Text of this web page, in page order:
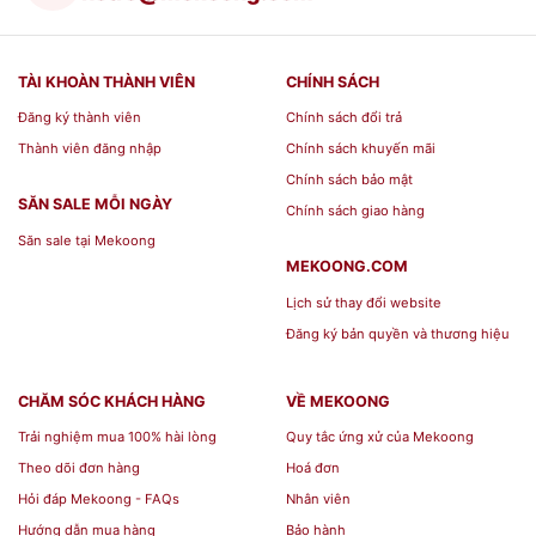
bao gồm những gì
Đen khắc nổi
trọng. Mộtbộ bàn ăn gốm sứ cao cấp Minh Long
sẽ bao gồm những những sản phẩm cơ bản như:
Chén sứ Minh Long
Dĩa sứ Minh Long
có thêm các sản phẩm sau: Thố, đĩa lót, đĩa súp,
chén chấm, muỗng đũa, bình nước tương, hũ tăm,
khay lót,... Tùy vào phong cách ăn uống của gia
TÀI KHOÀN THÀNH VIÊN
Đăng ký thành viên
Thành viên đăng nhập
SĂN SALE MỖI NGÀY
Săn sale tại Mekoong
CHÍNH SÁCH
Chính sách đổi trả
Chính sách khuyến mãi
Chính sách bảo mật
Chính sách giao hàng
MEKOONG.COM
Lịch sử thay đổi website
Đăng ký bản quyền và thương hiệu
CHĂM SÓC KHÁCH HÀNG
Trải nghiệm mua 100% hài lòng
Theo dõi đơn hàng
Hỏi đáp Mekoong - FAQs
Hướng dẫn mua hàng
VỀ MEKOONG
Quy tắc ứng xử của Mekoong
Hoá đơn
Nhân viên
Bảo hành